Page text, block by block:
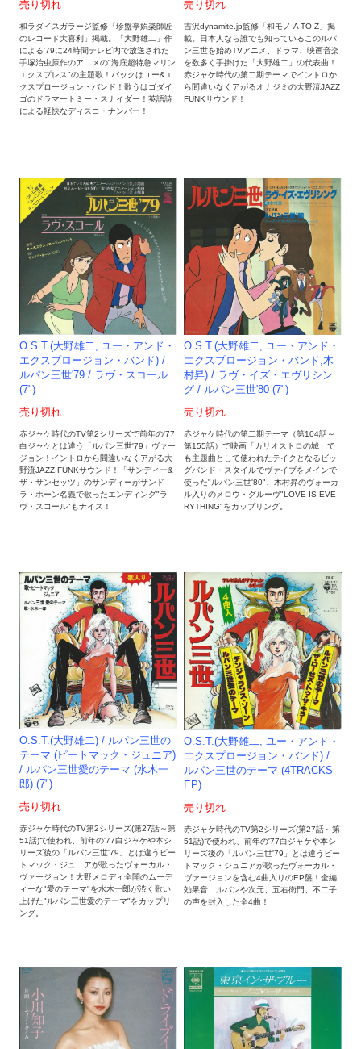
売り切れ
和ラダイスガラージ監修「珍盤亭娯楽師匠
のレコード大喜利」掲載。「大野雄二」作
による'79に24時間テレビ内で放送された
手塚治虫原作のアニメの"海底超特急マリン
エクスプレス"の主題歌！バックはユー&エ
クスプロージョン・バンド！歌うはゴダイ
ゴのドラマートミー・スナイダー！英語詩
による軽快なディスコ・ナンバー！
売り切れ
吉沢dynamite.jp監修「和モノ A TO Z」掲
載。日本人なら誰でも知っているこのルパ
ン三世を始めTVアニメ、ドラマ、映画音楽
を数多く手掛けた「大野雄二」の代表曲！
赤ジャケ時代の第二期テーマでイントロか
ら間違いなくアがるオナジミの大野流JAZZ
FUNKサウンド！
O.S.T.(大野雄二, ユー・アンド・
エクスプロージョン・バンド) /
ルパン三世'79 / ラヴ・スコール
(7")
売り切れ
赤ジャケ時代のTV第2シリーズで前年の'77
白ジャケとは違う「ルパン三世'79」ヴァー
ジョン！イントロから間違いなくアがる大
野流JAZZ FUNKサウンド！「サンディー&
ザ・サンセッツ」のサンディーがサンド
ラ・ホーン名義で歌ったエンディング"ラ
ヴ・スコール"もナイス！
O.S.T.(大野雄二, ユー・アンド・
エクスプロージョン・バンド,木
村昇) / ラヴ・イズ・エヴリシン
グ / ルパン三世'80 (7")
売り切れ
赤ジャケ時代の第二期テーマ（第104話～
第155話）で映画「カリオストロの城」で
も主題曲として使われたテイクとなるビッ
グバンド・スタイルでヴァイブをメインで
使った"ルパン三世'80"、木村昇のヴォーカ
ル入りのメロウ・グルーヴ"LOVE IS EVE
RYTHING"をカップリング。
O.S.T.(大野雄二) / ルパン三世の
テーマ (ピートマック・ジュニア)
/ ルパン三世愛のテーマ (水木一
郎) (7")
売り切れ
赤ジャケ時代のTV第2シリーズ(第27話～第
51話)で使われ、前年の'77白ジャケや本シ
リーズ後の「ルパン三世'79」とは違うピー
トマック・ジュニアが歌ったヴォーカル・
ヴァージョン！大野メロディ全開のムーデ
ィーな"愛のテーマ"を水木一郎が渋く歌い
上げた"ルパン三世愛のテーマ"をカップリ
ング。
O.S.T.(大野雄二, ユー・アンド・
エクスプロージョン・バンド) /
ルパン三世のテーマ (4TRACKS
EP)
売り切れ
赤ジャケ時代のTV第2シリーズ(第27話～第
51話)で使われ、前年の'77白ジャケや本シ
リーズ後の「ルパン三世'79」とは違うピー
トマック・ジュニアが歌ったヴォーカル・
ヴァージョンを含む4曲入りのEP盤！全編
効果音、ルパンや次元、五右衛門、不二子
の声を封入した全4曲！